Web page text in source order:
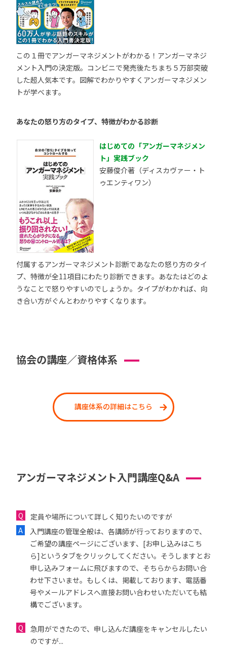
この１冊でアンガーマネジメントがわかる！アンガーマネジ
メント入門の決定版。コンビニで発売後たちまち５万部突破
した超人気本です。図解でわかりやすくアンガーマネジメン
トが学べます。
あなたの怒り方のタイプ、特徴がわかる診断
はじめての「アンガーマネジメン
ト」実践ブック
安藤俊介著（ディスカヴァー・ト
ゥエンティワン）
付属するアンガーマネジメント診断であなたの怒り方のタイ
プ、特徴が全11項目にわたり診断できます。あなたはどのよ
うなことで怒りやすいのでしょうか。タイプがわかれば、向
き合い方がぐんとわかりやすくなります。
協会の講座／資格体系
講座体系の詳細はこちら
アンガーマネジメント入門講座Q&A
定員や場所について詳しく知りたいのですが
入門講座の管理全般は、各講師が行っておりますので、
ご希望の講座ページにございます、[お申し込みはこち
ら]というタブをクリックしてください。そうしますとお
申し込みフォームに飛びますので、そちらからお問い合
わせ下さいませ。もしくは、掲載しております、電話番
号やメールアドレスへ直接お問い合わせいただいても結
構でございます。
急用ができたので、申し込んだ講座をキャンセルしたい
のですが...